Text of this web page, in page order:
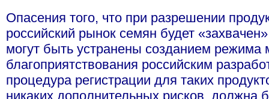
Опасения того, что при разрешении
российский рынок семян будет
могут быть устранены созданием режима
благоприятствования российским
процедура регистрации для таких
никаких дополнительных рисков, должна